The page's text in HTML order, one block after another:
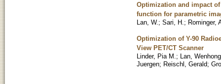
Optimization and impact
function for parametric
Lan, W. ; Sari, H. ; Rominger,
Optimization of Y-90
View PET/CT Scanner
Linder, Pia M. ; Lan, Wenhong
Juergen; Reischl, Gerald;